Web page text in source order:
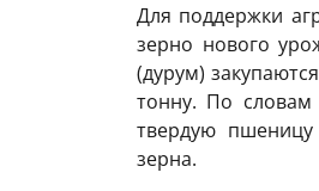
Для поддержки
зерно нового
(дурум)
тонну. По словам
твердую пшеницу
зерна.